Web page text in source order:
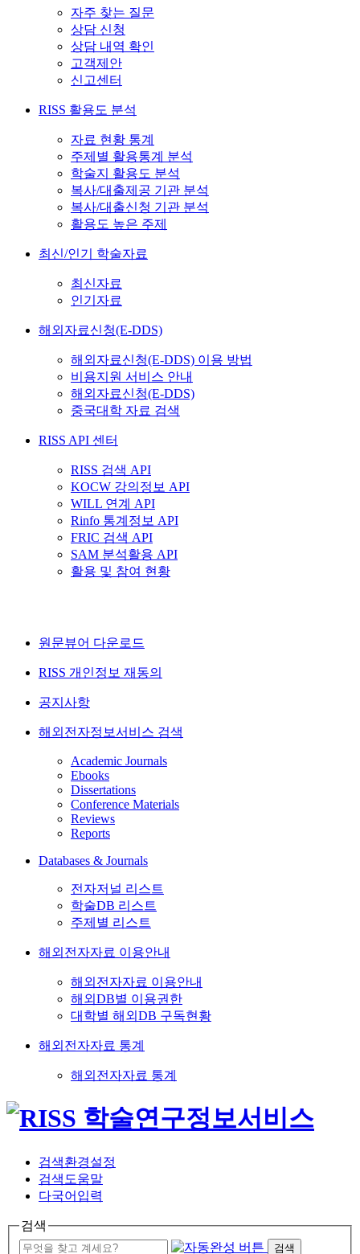
자주 찾는 질문
상담 신청
상담 내역 확인
고객제안
신고센터
RISS 활용도 분석
자료 현황 통계
주제별 활용통계 분석
학술지 활용도 분석
복사/대출제공 기관 분석
복사/대출신청 기관 분석
활용도 높은 주제
최신/인기 학술자료
최신자료
인기자료
해외자료신청(E-DDS)
해외자료신청(E-DDS) 이용 방법
비용지원 서비스 안내
해외자료신청(E-DDS)
중국대학 자료 검색
RISS API 센터
RISS 검색 API
KOCW 강의정보 API
WILL 연계 API
Rinfo 통계정보 API
FRIC 검색 API
SAM 분석활용 API
활용 및 참여 현황
원문뷰어 다운로드
RISS 개인정보 재동의
공지사항
해외전자정보서비스 검색
Academic Journals
Ebooks
Dissertations
Conference Materials
Reviews
Reports
Databases & Journals
전자저널 리스트
학술DB 리스트
주제별 리스트
해외전자자료 이용안내
해외전자자료 이용안내
해외DB별 이용권한
대학별 해외DB 구독현황
해외전자자료 통계
해외전자자료 통계
검색환경설정
검색도움말
다국어입력
검색
검색